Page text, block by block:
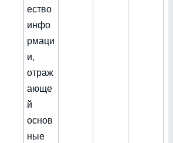
ество
инфо
рмаци
и,
отраж
ающе
й
основ
ные